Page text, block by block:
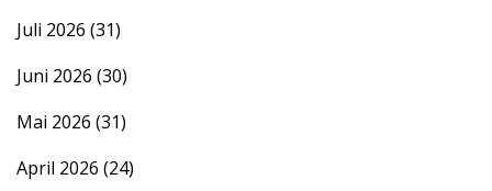
Juli 2026 (31)
Juni 2026 (30)
Mai 2026 (31)
April 2026 (24)